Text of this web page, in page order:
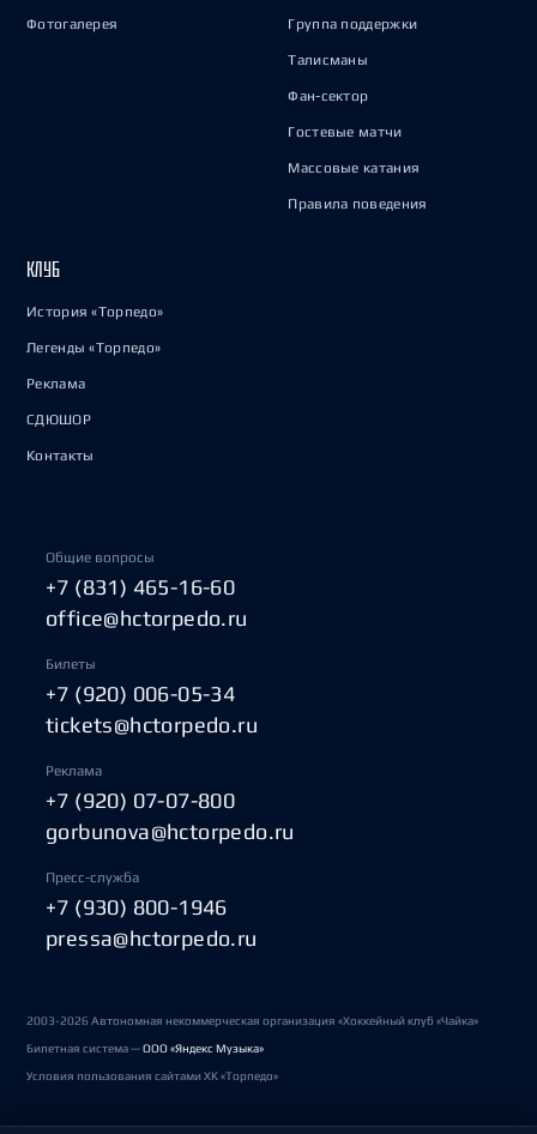
Фотогалерея Группа поддержки
Талисманы
Фан-сектор
Гостевые матчи
Массовые катания
Правила поведения
КЛУБ
История «Торпедо»
Легенды «Торпедо»
Реклама
СДЮШОР
Контакты
Общие вопросы
+7 (831) 465-16-60
office@hctorpedo.ru
Билеты
+7 (920) 006-05-34
tickets@hctorpedo.ru
Реклама
+7 (920) 07-07-800
gorbunova@hctorpedo.ru
Пресс-служба
+7 (930) 800-1946
pressa@hctorpedo.ru
2003-2026 Автономная некоммерческая организация «Хоккейный клуб «Чайка»
Билетная система —ООО «Яндекс Музыка»
Условия пользования сайтами ХК «Торпедо»